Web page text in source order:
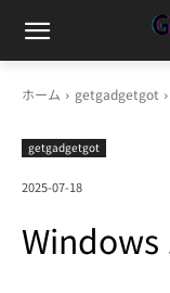
ホーム getgadgetgot
getgadgetgot
2025-07-18
Windows